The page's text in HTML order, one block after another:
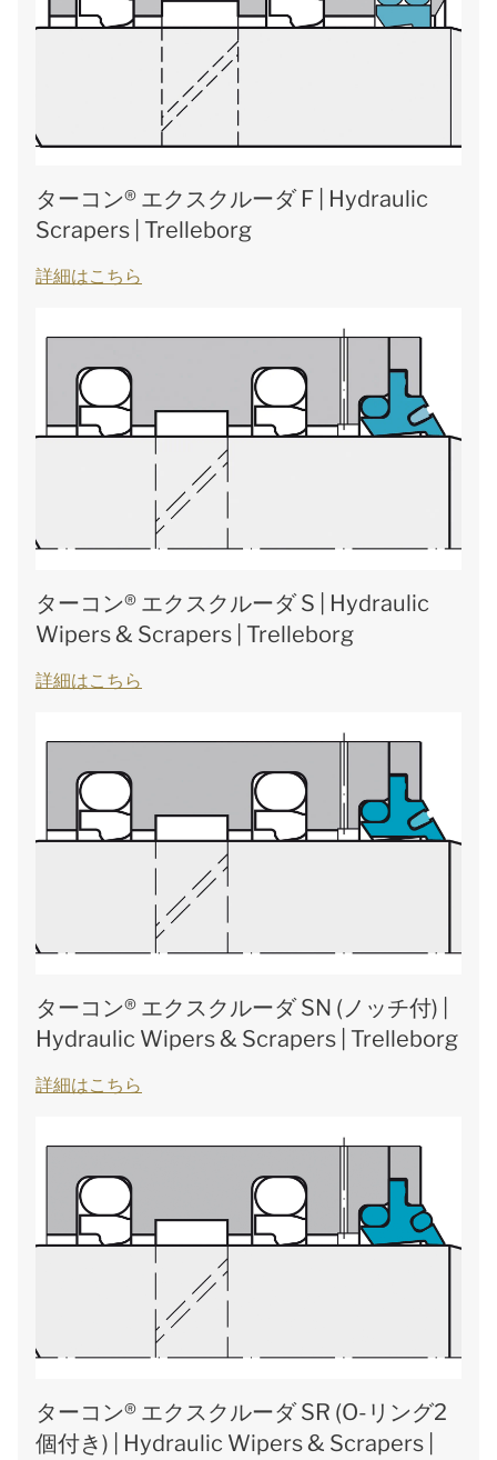
ターコン® エクスクルーダ F | Hydraulic
Scrapers | Trelleborg
詳細はこちら
ターコン® エクスクルーダ S | Hydraulic
Wipers & Scrapers | Trelleborg
詳細はこちら
ターコン® エクスクルーダ SN (ノッチ付) |
Hydraulic Wipers & Scrapers | Trelleborg
詳細はこちら
ターコン® エクスクルーダ SR (O-リング2
個付き) | Hydraulic Wipers & Scrapers |